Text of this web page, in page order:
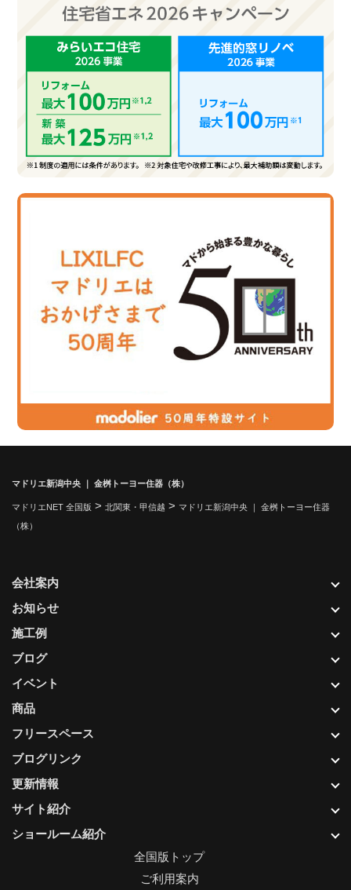
マドリエ新潟中央 ｜ 金桝トーヨー住器（株）
マドリエNET 全国版 > 北関東・甲信越 > マドリエ新潟中央 ｜ 金桝トーヨー住器
（株）
更新情報
サイト紹介
ショールーム紹介
会社案内
お知らせ
施工例
ブログ
イベント
商品
フリースペース
ブログリンク
全国版トップ
ご利用案内